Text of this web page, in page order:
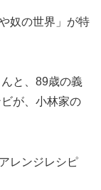
奴の世界」が特
と、89歳の義
が、小林家の
レンジレシピ